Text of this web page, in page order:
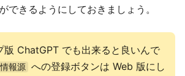
できるようにしておきましょう。
版 ChatGPT でも出来ると良いんで
情報源 への登録ボタンは Web 版にし